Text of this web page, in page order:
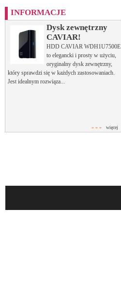
INFORMACJE
Dysk zewnętrzny
CAVIAR!
HDD CAVIAR WDH1U7500E
to elegancki i prosty w użyciu,
oryginalny dysk zewnętrzny,
który sprawdzi się w każdych zastosowaniach.
Jest idealnym rozwiąza...
» » » więcej